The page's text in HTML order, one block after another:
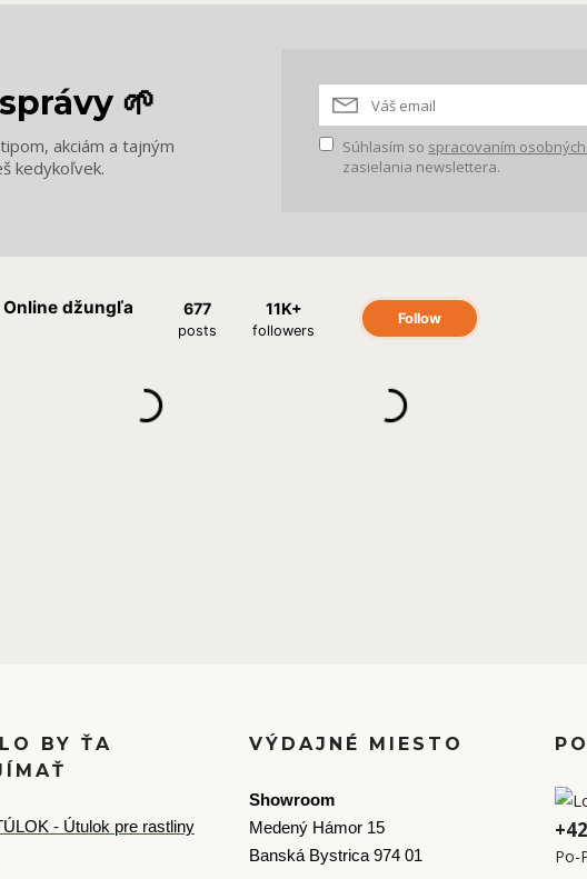
🌱
akciám a tajným
kedykoľvek.
Súhlasím so spracovaním
zasielania newslettera.
BY ŤA
- Útulok pre rastliny
VÝDAJNÉ MIESTO
Showroom
Medený Hámor 15
Banská Bystrica 974 01
Po-